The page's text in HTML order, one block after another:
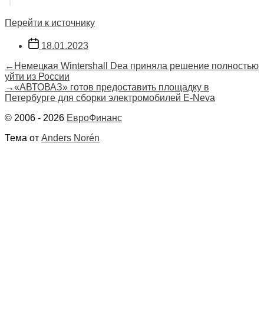
Перейти к источнику
Дата
записи
18.01.2023
Навигация
по
записям
← Предыдущая
запись:
Немецкая Wintershall Dea приняла решение полностью
уйти из России
→Следующая
запись:
«АВТОВАЗ» готов предоставить площадку в
Петербурге для сборки электромобилей E-Neva
© 2006 - 2026 ЕвроФинанс
Тема от Anders Norén